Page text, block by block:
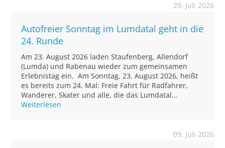
29. Juli 2026
Autofreier Sonntag im Lumdatal geht in die
24. Runde
Am 23. August 2026 laden Staufenberg, Allendorf
(Lumda) und Rabenau wieder zum gemeinsamen
Erlebnistag ein. Am Sonntag, 23. August 2026, heißt
es bereits zum 24. Mal: Freie Fahrt für Radfahrer,
Wanderer, Skater und alle, die das Lumdatal...
Weiterlesen
09. Juli 2026